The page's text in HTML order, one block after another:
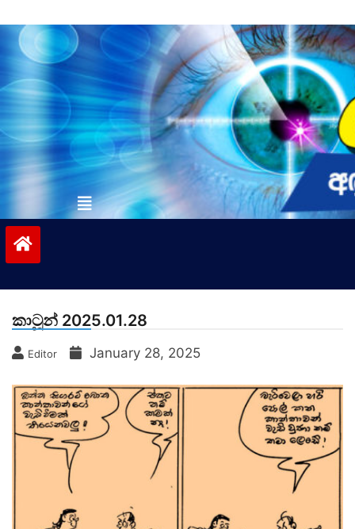
to
contentvinivida.lk
කාටූන් 2025.01.28
Editor January 28, 2025